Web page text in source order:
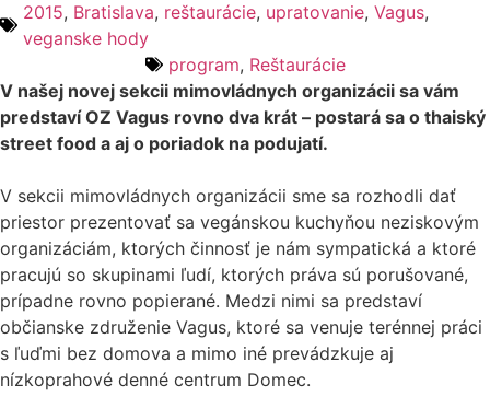
2015, Bratislava, reštaurácie, upratovanie, Vagus,
veganske hody
program, Reštaurácie
V našej novej sekcii mimovládnych organizácii sa vám
predstaví OZ Vagus rovno dva krát – postará sa o thaiský
street food a aj o poriadok na podujatí.
V sekcii mimovládnych organizácii sme sa rozhodli dať
priestor prezentovať sa vegánskou kuchyňou neziskovým
organizáciám, ktorých činnosť je nám sympatická a ktoré
pracujú so skupinami ľudí, ktorých práva sú porušované,
prípadne rovno popierané. Medzi nimi sa predstaví
občianske združenie Vagus, ktoré sa venuje terénnej práci
s ľuďmi bez domova a mimo iné prevádzkuje aj
nízkoprahové denné centrum Domec.